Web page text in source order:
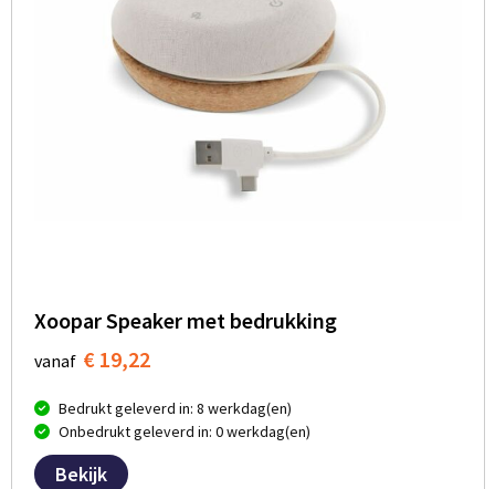
Xoopar Speaker met bedrukking
vanaf € 19,22
Bedrukt geleverd in: 8 werkdag(en)
Onbedrukt geleverd in: 0 werkdag(en)
Bekijk